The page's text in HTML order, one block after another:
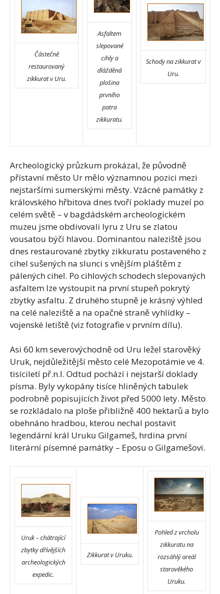
Částečně
restaurovaný
zikkurat v Uru.
Asfaltem
slepované
cihly a
dlážděná
plošina
prvního
patra
zikkuratu.
Schody na zikkurat v
Uru.
Archeologický průzkum prokázal, že původně
přístavní město Ur mělo významnou pozici mezi
nejstaršími sumerskými městy. Vzácné památky z
královského hřbitova dnes tvoří poklady muzeí po
celém světě – v bagdádském archeologickém
muzeu jsme obdivovali lyru z Uru se zlatou
vousatou býčí hlavou. Dominantou naleziště jsou
dnes restaurované zbytky zikkuratu postaveného z
cihel sušených na slunci s vnějším pláštěm z
pálených cihel. Po cihlových schodech slepovaných
asfaltem lze vystoupit na první stupeň pokrytý
zbytky asfaltu. Z druhého stupně je krásný výhled
na celé naleziště a na opačné straně vyhlídky –
vojenské letiště (viz fotografie v prvním dílu).
Asi 60 km severovýchodně od Uru ležel starověký
Uruk, nejdůležitější město celé Mezopotámie ve 4.
tisíciletí př.n.l. Odtud pochází i nejstarší doklady
písma. Byly vykopány tisíce hliněných tabulek
podrobně popisujících život před 5000 lety. Město
se rozkládalo na ploše přibližně 400 hektarů a bylo
obehnáno hradbou, kterou nechal postavit
legendární král Uruku Gilgameš, hrdina první
literární písemné památky – Eposu o Gilgamešovi.
Uruk – chátrající
zbytky dřívějších
archeologických
expedic.
Zikkurat v Uruku.
Pohled z vrcholu
zikkuratu na
rozsáhlý areál
starověkého
Uruku.